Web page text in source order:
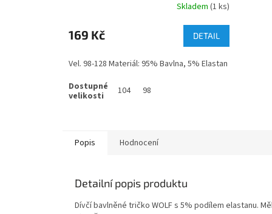
Skladem (1 ks)
169 Kč DETAIL
Vel. 98-128 Materiál: 95% Bavlna, 5% Elastan
104 98
Popis Hodnocení
Detailní popis produktu
Dívčí bavlněné tričko WOLF s 5% podílem elastanu.